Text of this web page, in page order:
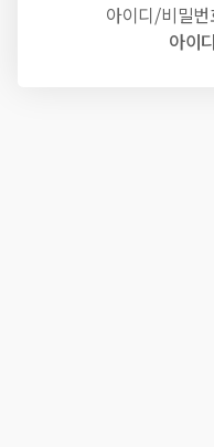
아이디/비밀
아이